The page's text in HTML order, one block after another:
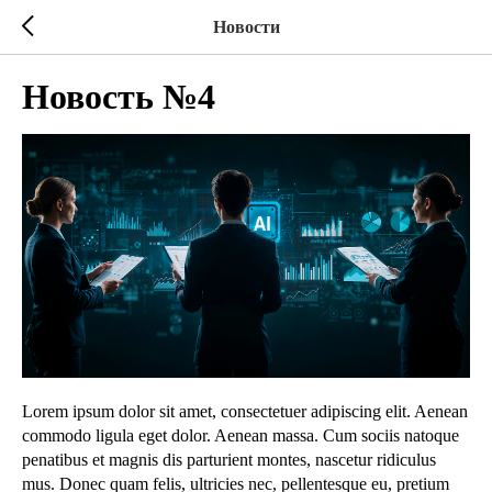
Новости
Новость №4
Lorem ipsum dolor sit amet, consectetuer adipiscing elit. Aenean
commodo ligula eget dolor. Aenean massa. Cum sociis natoque
penatibus et magnis dis parturient montes, nascetur ridiculus
mus. Donec quam felis, ultricies nec, pellentesque eu, pretium